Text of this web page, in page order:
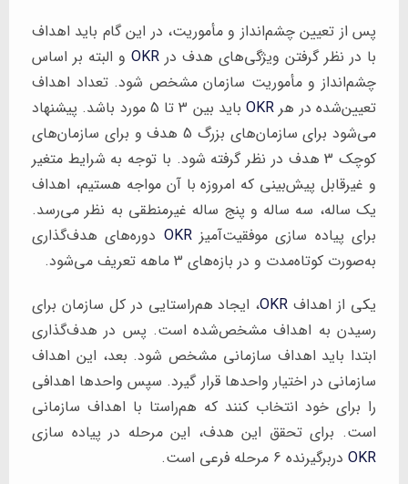
پس از تعیین چشم‌انداز و مأموریت، در این گام باید اهداف
با در نظر گرفتن ویژگی‌های هدف در OKR و البته بر اساس
چشم‌انداز و مأموریت سازمان مشخص شود. تعداد اهداف
تعیین‌شده در هر OKR
باید بین 3 تا 5 مورد باشد. پیشنهاد
می‌شود برای سازمان‌های بزرگ 5 هدف و برای سازمان‌های
کوچک 3 هدف در نظر گرفته شود. با توجه به شرایط متغیر
و غیرقابل پیش‌بینی که امروزه با آن مواجه هستیم، اهداف
یک ساله، سه ساله و پنج ساله غیرمنطقی به نظر می‌رسد.
برای پیاده سازی موفقیت‌آمیزOKR دوره‌های هدف‌گذاری
به‌صورت کوتاه‌مدت و در بازه‌های 3 ماهه تعریف می‌شود.
یکی از اهداف OKR، ایجاد هم‌راستایی در کل سازمان برای
رسیدن به اهداف مشخص‌شده است. پس در هدف‌گذاری
ابتدا باید اهداف سازمانی مشخص شود. بعد، این اهداف
سازمانی در اختیار واحدها قرار گیرد. سپس واحدها اهدافی
را برای خود انتخاب کنند که هم‌راستا با اهداف سازمانی
است. برای تحقق این هدف، این مرحله در پیاده سازی
OKR دربرگیرنده 6 مرحله فرعی است.